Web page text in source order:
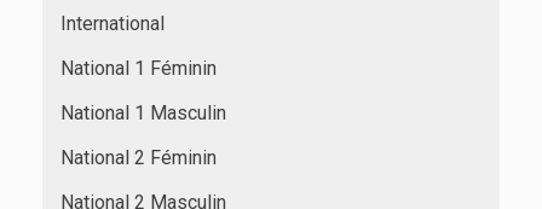
International
National 1 Féminin
National 1 Masculin
National 2 Féminin
National 2 Masculin